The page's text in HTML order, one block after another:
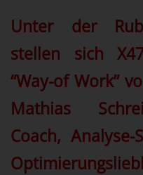
Unter der
stellen sich
“Way-of Work”
Mathias
Coach, Analyse-